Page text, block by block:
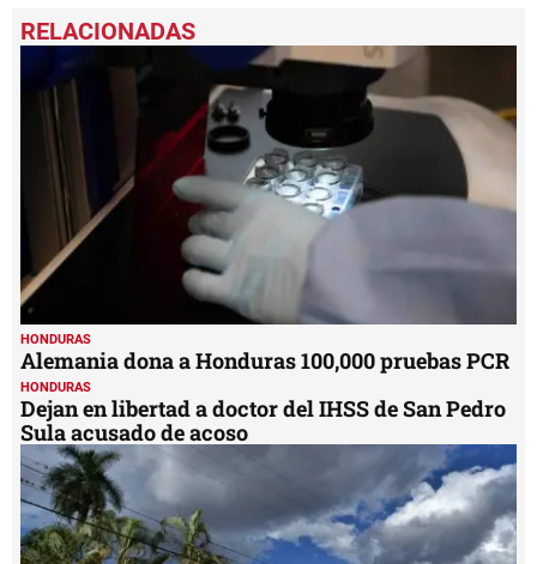
seconds
of
minute,
seconds
HONDURAS
Alemania dona a Honduras 100,000 pruebas PCR
HONDURAS
Dejan en libertad a doctor del IHSS de San Pedro
Sula acusado de acoso